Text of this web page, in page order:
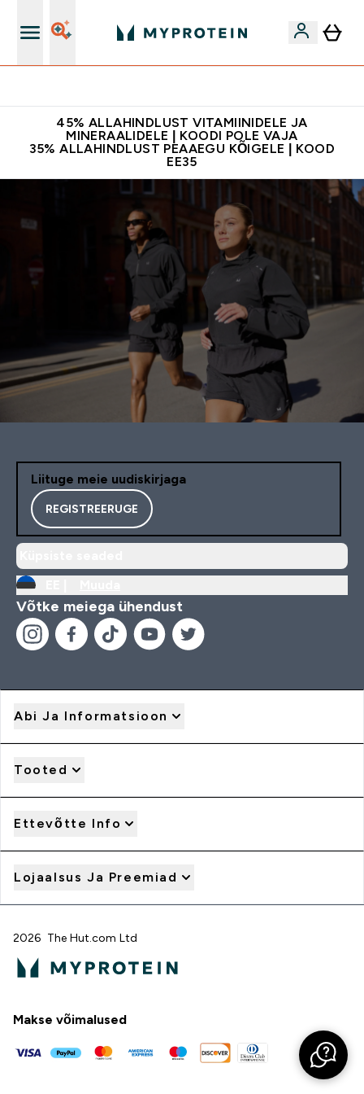
45% ALLAHINDLUST VITAMIINIDELE JA
MINERAALIDELE | KOODI POLE VAJA
35% ALLAHINDLUST PEAAEGU KÕIGELE | KOOD
EE35
Liituge meie uudiskirjaga
REGISTREERUGE
Võtke meiega ühendust
Abi Ja Informatsioon
Tooted
Ettevõtte Info
Lojaalsus Ja Preemiad
2026 The Hut.com Ltd
Makse võimalused